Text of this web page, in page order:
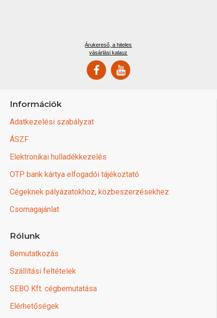
Árukereső, a hiteles
vásárlási kalauz
Információk
Adatkezelési szabályzat
ÁSZF
Elektronikai hulladékkezelés
OTP bank kártya elfogadói tájékoztató
Cégeknek pályázatokhoz, közbeszerzésekhez
Csomagajánlat
Rólunk
Bemutatkozás
Szállítási feltételek
SEBO Kft. cégbemutatása
Elérhetőségek